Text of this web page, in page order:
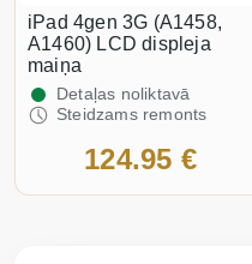
iPad 4gen 3G (A1458,
A1460) LCD displeja
maiņa
Detaļas noliktavā
Steidzams remonts
124.95 €